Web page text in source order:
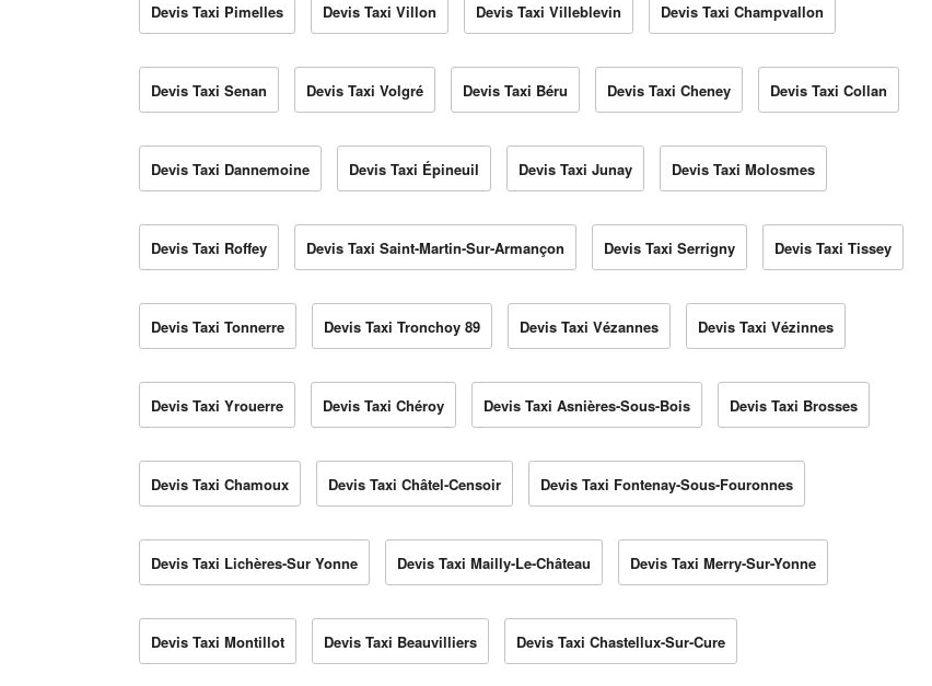
Devis Taxi Pimelles Devis Taxi Villon Devis Taxi Villeblevin Devis Taxi Champvallon
Devis Taxi Senan Devis Taxi Volgré Devis Taxi Béru Devis Taxi Cheney Devis Taxi Collan
Devis Taxi Dannemoine Devis Taxi Épineuil Devis Taxi Junay Devis Taxi Molosmes
Devis Taxi Roffey Devis Taxi Saint-Martin-Sur-Armançon Devis Taxi Serrigny Devis Taxi Tissey
Devis Taxi Tonnerre Devis Taxi Tronchoy 89 Devis Taxi Vézannes Devis Taxi Vézinnes
Devis Taxi Yrouerre Devis Taxi Chéroy Devis Taxi Asnières-Sous-Bois Devis Taxi Brosses
Devis Taxi Chamoux Devis Taxi Châtel-Censoir Devis Taxi Fontenay-Sous-Fouronnes
Devis Taxi Lichères-Sur Yonne Devis Taxi Mailly-Le-Château Devis Taxi Merry-Sur-Yonne
Devis Taxi Montillot Devis Taxi Beauvilliers Devis Taxi Chastellux-Sur-Cure